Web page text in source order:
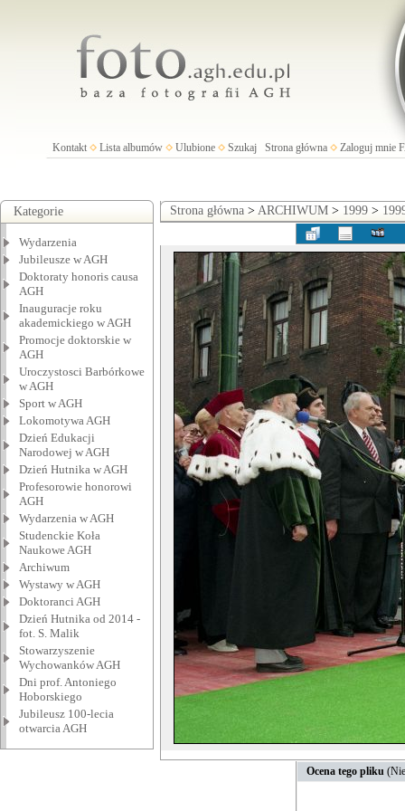
Kontakt Lista albumów Ulubione Szukaj Strona główna Zaloguj mnie
Kategorie
Wydarzenia
Jubileusze w AGH
Doktoraty honoris causa
AGH
Inauguracje roku
akademickiego w AGH
Promocje doktorskie w
AGH
Uroczystosci Barbórkowe
w AGH
Sport w AGH
Lokomotywa AGH
Dzień Edukacji
Narodowej w AGH
Dzień Hutnika w AGH
Profesorowie honorowi
AGH
Wydarzenia w AGH
Studenckie Koła
Naukowe AGH
Archiwum
Wystawy w AGH
Doktoranci AGH
Dzień Hutnika od 2014 -
fot. S. Malik
Stowarzyszenie
Wychowanków AGH
Dni prof. Antoniego
Hoborskiego
Jubileusz 100-lecia
otwarcia AGH
Strona główna > ARCHIWUM > 1999 >
Ocena tego pliku